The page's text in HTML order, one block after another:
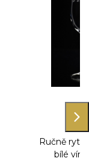
Ručně rytá
bílé